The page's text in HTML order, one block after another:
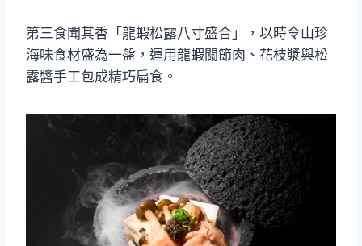
第三食聞其香「龍蝦松露八寸盛合」，以時令山珍
海味食材盛為一盤，運用龍蝦關節肉、花枝漿與松
露醬手工包成精巧扁食。